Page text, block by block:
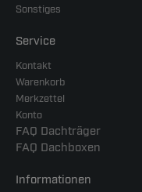
Sonstiges
Service
Kontakt
Warenkorb
Merkzettel
Konto
FAQ Dachträger
FAQ Dachboxen
Informationen